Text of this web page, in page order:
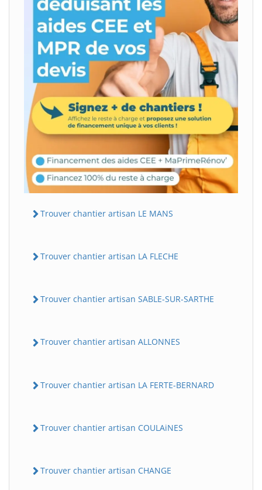
Trouver chantier artisan LE MANS
Trouver chantier artisan LA FLECHE
Trouver chantier artisan SABLE-SUR-SARTHE
Trouver chantier artisan ALLONNES
Trouver chantier artisan LA FERTE-BERNARD
Trouver chantier artisan COULAiNES
Trouver chantier artisan CHANGE